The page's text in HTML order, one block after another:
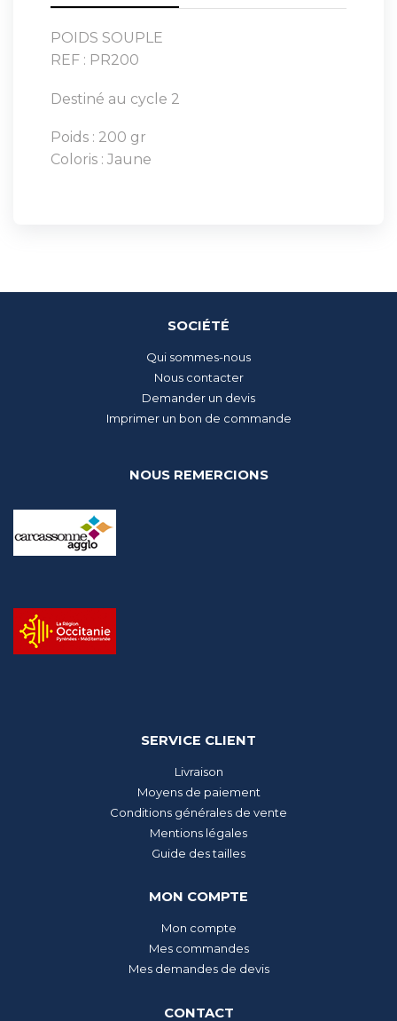
POIDS SOUPLE
REF : PR200
Destiné au cycle 2
Poids : 200 gr
Coloris : Jaune
SOCIÉTÉ
Qui sommes-nous
Nous contacter
Demander un devis
Imprimer un bon de commande
NOUS REMERCIONS
SERVICE CLIENT
Livraison
Moyens de paiement
Conditions générales de vente
Mentions légales
Guide des tailles
MON COMPTE
Mon compte
Mes commandes
Mes demandes de devis
CONTACT